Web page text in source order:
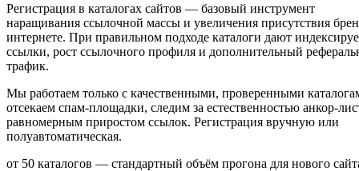
Регистрация в каталогах сайтов — базовый инструмент
наращивания ссылочной массы и увеличения присутствия
интернете. При правильном подходе каталоги дают
ссылки, рост ссылочного профиля и дополнительный
трафик.
Мы работаем только с качественными, проверенными
отсекаем спам-площадки, следим за естественностью анкор-
равномерным приростом ссылок. Регистрация вручную или
полуавтоматическая.
от 50 каталогов — стандартный объём прогона для нового